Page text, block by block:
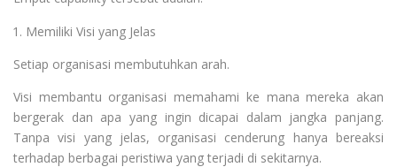
Memiliki Visi yang Jelas
Setiap organisasi membutuhkan arah.
Visi membantu organisasi memahami ke mana mereka akan
bergerak dan apa yang ingin dicapai dalam jangka panjang.
Tanpa visi yang jelas, organisasi cenderung hanya bereaksi
terhadap berbagai peristiwa yang terjadi di sekitarnya.